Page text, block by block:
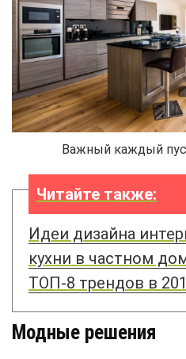
Важный каждый
Читайте также:
Идеи дизайна
кухни в частном
ТОП-8 трендов в
Модные решения